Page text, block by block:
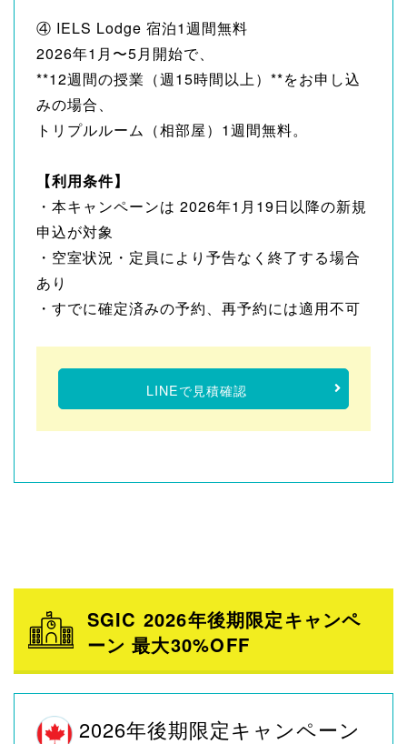
④ IELS Lodge 宿泊1週間無料
2026年1月〜5月開始で、
**12週間の授業（週15時間以上）**をお申し込
みの場合、
トリプルルーム（相部屋）1週間無料。
【利用条件】
・本キャンペーンは 2026年1月19日以降の新規
申込が対象
・空室状況・定員により予告なく終了する場合
あり
・すでに確定済みの予約、再予約には適用不可
LINEで見積確認
SGIC 2026年後期限定キャンペ
ーン 最大30%OFF
2026年後期限定キャンペーン